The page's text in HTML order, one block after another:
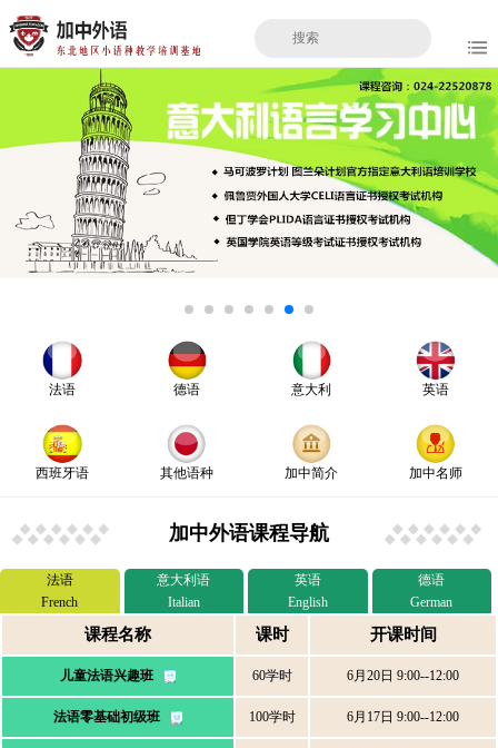
法语 德语 意大利 英语
西班牙语 其他语种 加中简介 加中名师
加中外语课程导航
法语
French
意大利语
Italian
英语
English
德语
German
课程名称 课时 开课时间
儿童法语兴趣班 60学时 6月20日 9:00--12:00
法语零基础初级班 100学时 6月17日 9:00--12:00